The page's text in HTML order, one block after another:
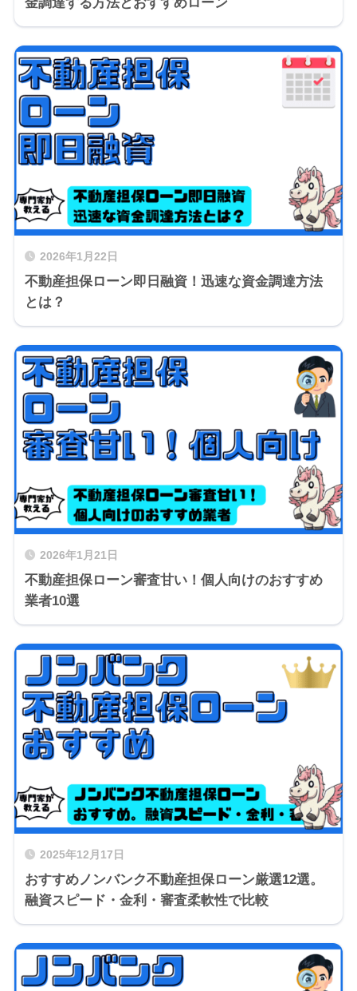
2026年1月22日
不動産担保ローン即日融資！迅速な資金調達方法
とは？
2026年1月21日
不動産担保ローン審査甘い！個人向けのおすすめ
業者10選
2025年12月17日
おすすめノンバンク不動産担保ローン厳選12選。
融資スピード・金利・審査柔軟性で比較